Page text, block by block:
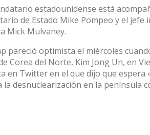
estadounidense está
de Estado Mike Pompeo y el jefe
Mick Mulvaney.
pareció optimista el miércoles
Corea del Norte, Kim Jong Un, en
en Twitter en el que dijo que espera
la desnuclearización en la península